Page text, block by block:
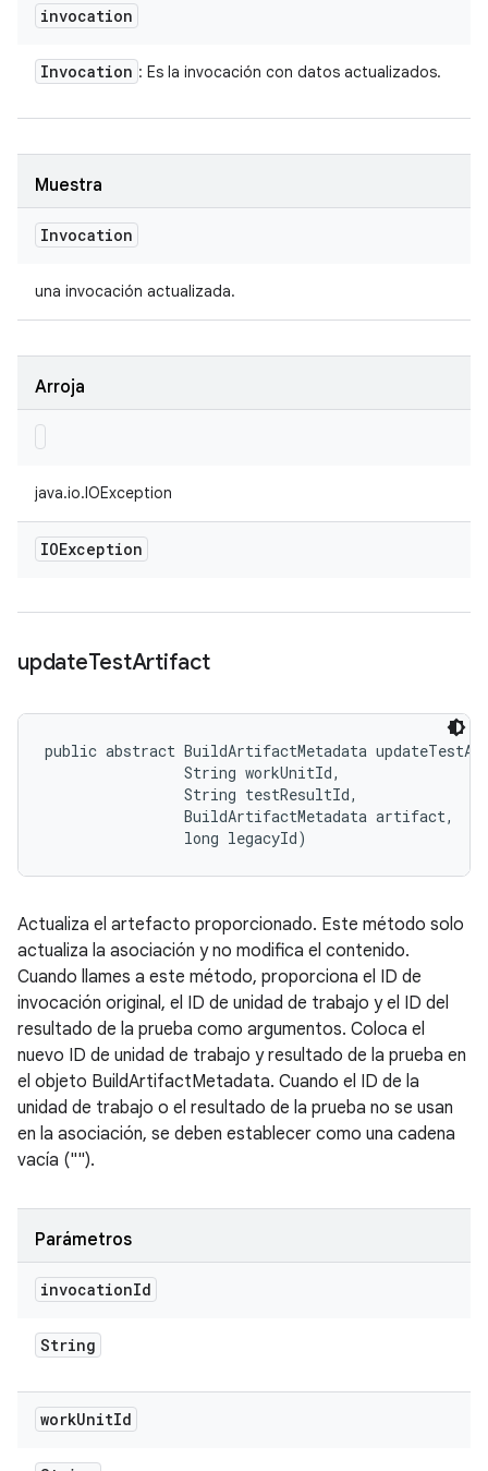
invocation
Invocation : Es la invocación con datos actualizados.
Muestra
Invocation
una invocación actualizada.
Arroja
java.io.IOException
IOException
updateTestArtifact
public abstract BuildArtifactMetadata
                String workUnitId,
                String testResultId,
                BuildArtifactMetadata artifact,
                long legacyId)
Actualiza el artefacto proporcionado. Este método solo
actualiza la asociación y no modifica el contenido.
Cuando llames a este método, proporciona el ID de
invocación original, el ID de unidad de trabajo y el ID del
resultado de la prueba como argumentos. Coloca el
nuevo ID de unidad de trabajo y resultado de la prueba en
el objeto BuildArtifactMetadata. Cuando el ID de la
unidad de trabajo o el resultado de la prueba no se usan
en la asociación, se deben establecer como una cadena
vacía ("").
Parámetros
invocationId
String
workUnitId